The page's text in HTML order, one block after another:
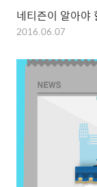
네티즌이 알아야
2016.06.07